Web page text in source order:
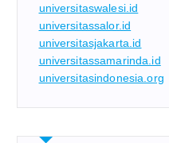
universitaswalesi.id
universitassalor.id
universitasjakarta.id
universitassamarinda.id
universitasindonesia.org